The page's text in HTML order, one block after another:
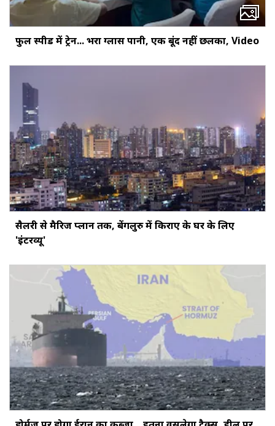
फुल स्पीड में ट्रेन... भरा ग्लास पानी, एक बूंद नहीं छलका, Video
सैलरी से मैरिज प्लान तक, बेंगलुरु में किराए के घर के लिए
'इंटरव्यू'